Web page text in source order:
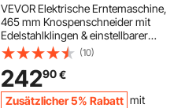
VEVOR Elektrische Erntemaschine,
465 mm Knospenschneider mit
Edelstahlklingen & einstellbarer
Geschwindigkeit, Hydrokultur-
Schneidemaschine mit
Auffangbeutel, Handschere, für
Blätter & Knospen
(10)
24290€
Zusätzlicher 5% Rabatt mit